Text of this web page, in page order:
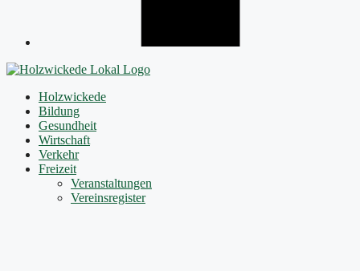
Holzwickede
Bildung
Gesundheit
Wirtschaft
Verkehr
Freizeit
Veranstaltungen
Vereinsregister